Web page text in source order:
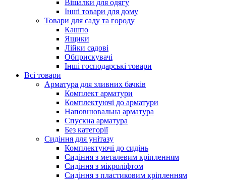
Вішалки для одягу
Інші товари для дому
Товари для саду та городу
Кашпо
Ящики
Лійки садові
Обприскувачі
Інші господарські товари
Всі товари
Арматура для зливних бачків
Комплект арматури
Комплектуючі до арматури
Наповнювальна арматура
Спускна арматура
Без категорії
Сидіння для унітазу
Комплектуючі до сидінь
Сидіння з металевим кріпленням
Сидіння з мікроліфтом
Сидіння з пластиковим кріпленням